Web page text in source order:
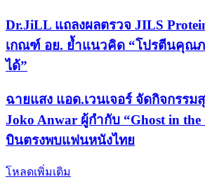
Dr.JiLL แถลงผลตรวจ JILS
เกณฑ์ อย. ย้ำแนวคิด “โปรตีนคุณ
ได้”
ฉายแสง แอด.เวนเจอร์ จัดกิจกรร
Joko Anwar ผู้กำกับ “Ghost in
บินตรงพบแฟนหนังไทย
โหลดเพิ่มเติม